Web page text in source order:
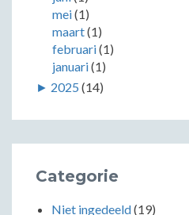
mei(1)
maart(1)
februari(1)
januari(1)
► 2025 (14)
Categorie
Niet ingedeeld(19)